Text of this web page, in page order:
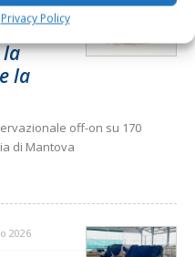
Privacy Policy
contenuto sponsorizzato
la
la
off-on su 170
di Mantova
2026